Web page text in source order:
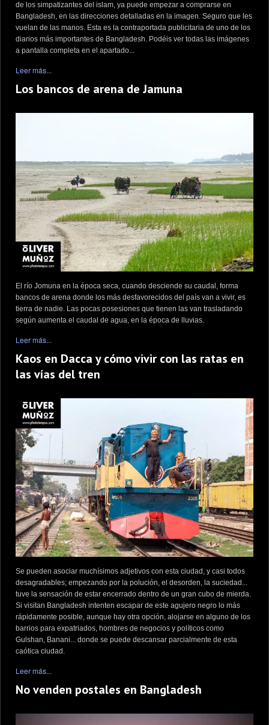
de los simpatizantes del islam, ya puede empezar a comprarse en
Bangladesh, en las direcciones detalladas en la imagen. Seguro que les
vuelan de las manos. Esta es la contraportada publicitaria de uno de los
diarios más importantes de Bangladesh. Podéis ver todas las imágenes
a pantalla completa en el apartado...
Leer más...
Los bancos de arena de Jamuna
El río Jomuna en la época seca, cuando desciende su caudal, forma
bancos de arena donde los más desfavorecidos del país van a vivir, es
tierra de nadie. Las pocas posesiones que tienen las van trasladando
según aumenta el caudal de agua, en la época de lluvias.
Leer más...
Kaos en Dacca y cómo vivir con las ratas en
las vías del tren
Se pueden asociar muchísimos adjetivos con esta ciudad, y casi todos
desagradables; empezando por la polución, el desorden, la suciedad...
tuve la sensación de estar encerrado dentro de un gran cubo de mierda.
Si visitan Bangladesh intenten escapar de este agujero negro lo más
rápidamente posible, aunque hay otra opción, alojarse en alguno de los
barrios para expatriados, hombres de negocios y políticos como
Gulshan, Banani... donde se puede descansar parcialmente de esta
caótica ciudad.
Leer más...
No venden postales en Bangladesh